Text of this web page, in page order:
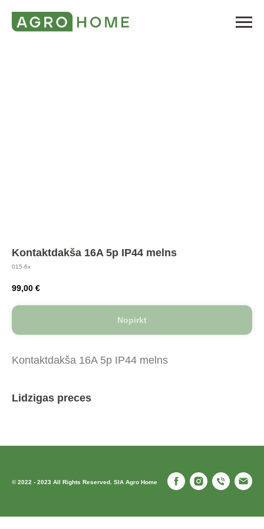
Kontaktdakša 16A 5p IP44 melns
015-6x
99,00 €
Nopirkt
Kontaktdakša 16A 5p IP44 melns
Lidzigas preces
© 2022 - 2023 All Rights Reserved. SIA Agro Home